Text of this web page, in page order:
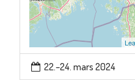
22.–24. mars 2024